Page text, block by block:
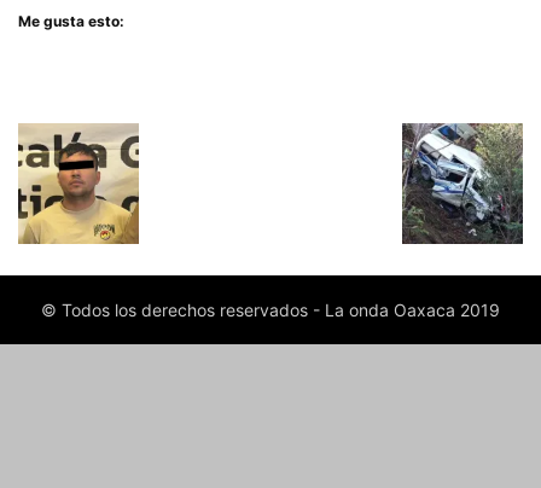
Me gusta esto:
© Todos los derechos reservados - La onda Oaxaca 2019